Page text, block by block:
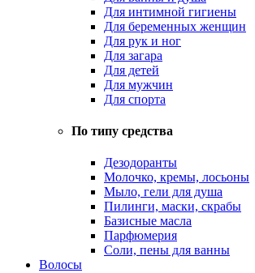
Для интимной гигиены
Для беременных женщин
Для рук и ног
Для загара
Для детей
Для мужчин
Для спорта
По типу средства
Дезодоранты
Молочко, кремы, лосьоны
Мыло, гели для душа
Пилинги, маски, скрабы
Базисные масла
Парфюмерия
Соли, пены для ванны
Волосы